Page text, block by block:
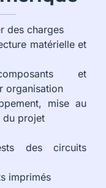
des charges
matérielle et
et
organisation
mise au
du projet
des circuits
imprimés